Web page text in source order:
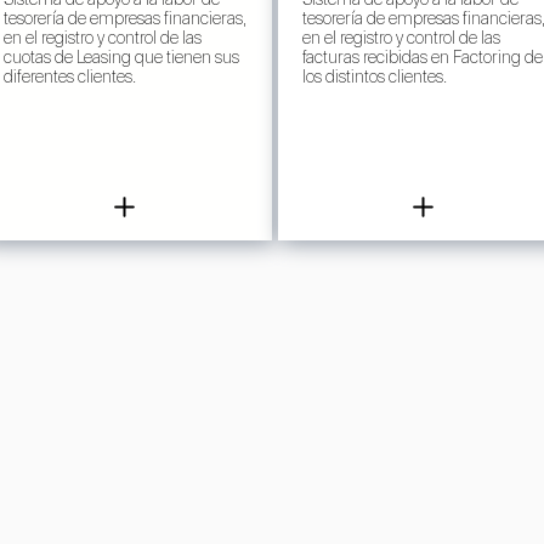
tesorería de empresas financieras,
en el registro y control de las
cuotas de Leasing que tienen sus
diferentes clientes.
tesorería de empresas financieras,
en el registro y control de las
facturas recibidas en Factoring de
los distintos clientes.